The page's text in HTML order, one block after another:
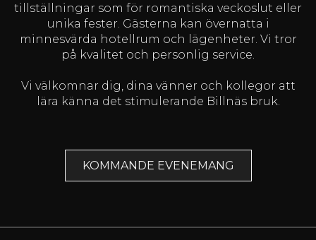
tillställningar som för romantiska veckoslut eller
unika fester. Gästerna kan övernatta i
minnesvärda hotellrum och lägenheter. Vi tror
på kvalitet och personlig service.
Vi välkomnar dig, dina vänner och kollegor att
lära känna det stimulerande Billnäs bruk.
KOMMANDE EVENEMANG